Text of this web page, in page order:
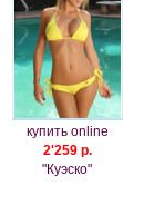
купить online
2'259 р.
"Куэско"